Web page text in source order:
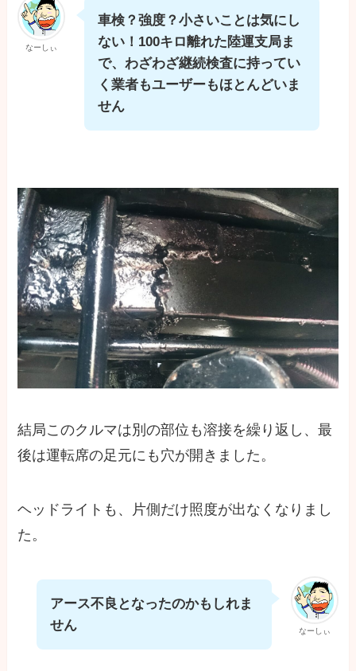
なーしぃ
車検？強度？小さいことは気にし
ない！100キロ離れた陸運支局ま
で、わざわざ継続検査に持ってい
く業者もユーザーもほとんどいま
せん
結局このクルマは別の部位も溶接を繰り返し、最
後は運転席の足元にも穴が開きました。
ヘッドライトも、片側だけ照度が出なくなりまし
た。
なーしぃ
アース不良となったのかもしれま
せん